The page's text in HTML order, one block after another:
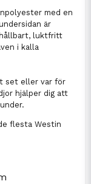
med en
är
luktfritt
i kalla
set eller var för
hjälper dig att
flesta Westin